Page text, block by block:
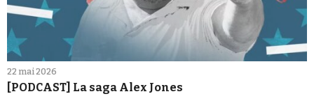
22 mai 2026
[PODCAST] La saga Alex Jones